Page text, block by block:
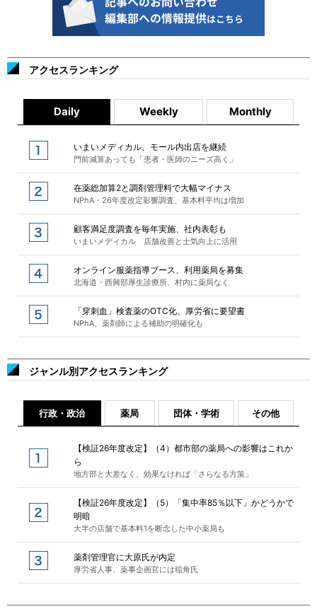
アクセスランキング
Daily Weekly Monthly
いまいメディカル、モール内出店を継続
門前減算あっても「患者・医師のニーズ高く」
在薬総加算2と調剤管理料で大幅マイナス
NPhA・26年度改定影響調査、基本料平均は増加
顧客満足度調査を毎年実施、社内表彰も
いまいメディカル 店舗改善と士気向上に活用
オンライン服薬指導ブース、利用薬局を募集
北海道・西興部厚生診療所、村内に薬局なく
「穿刺血」検査薬のOTC化、厚労省に要望書
NPhA、薬剤師による補助の明確化も
ジャンル別アクセスランキング
行政・政治 薬局 団体・学術 その他
【検証26年度改定】（4）都市部の薬局への影響はこれか
ら
地方部と大差なく、効果なければ「さらなる方策」
【検証26年度改定】（5）「集中率85％以下」かどうかで
明暗
大半の店舗で基本料1を断念した中小薬局も
薬剤管理官に大原氏が内定
厚労省人事、薬事企画官には稲角氏